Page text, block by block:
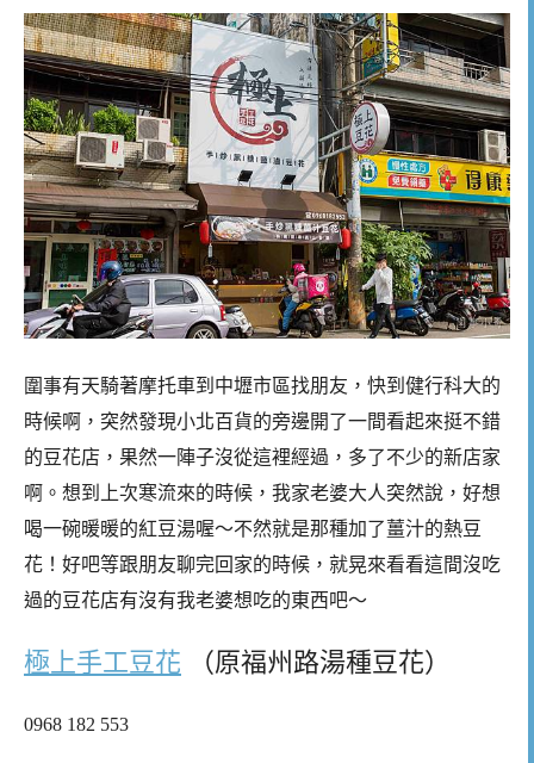
圍事有天騎著摩托車到中壢市區找朋友，快到健行科大的
時候啊，突然發現小北百貨的旁邊開了一間看起來挺不錯
的豆花店，果然一陣子沒從這裡經過，多了不少的新店家
啊。想到上次寒流來的時候，我家老婆大人突然說，好想
喝一碗暖暖的紅豆湯喔～不然就是那種加了薑汁的熱豆
花！好吧等跟朋友聊完回家的時候，就晃來看看這間沒吃
過的豆花店有沒有我老婆想吃的東西吧～
極上手工豆花 （原福州路湯種豆花）
0968 182 553